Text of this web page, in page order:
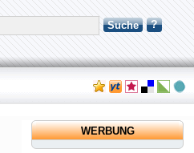
Suche ?
WERBUNG